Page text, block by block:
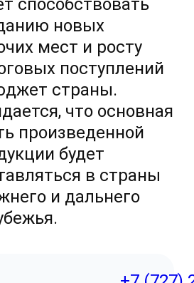
способствовать
новых
мест и росту
поступлений
страны.
что основная
произведенной
будет
в страны
и дальнего